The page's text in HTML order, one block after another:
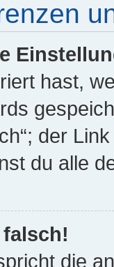
hast,
der
du alle
die